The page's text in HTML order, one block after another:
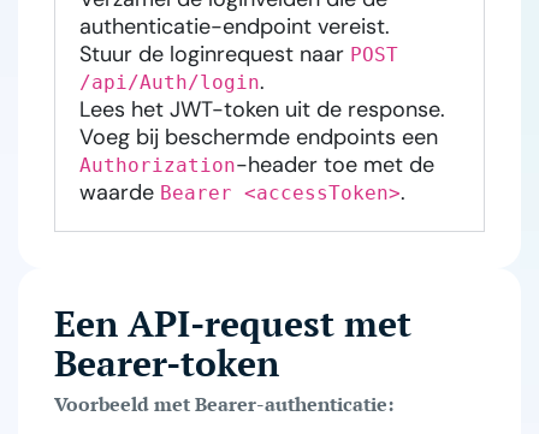
authenticatie-endpoint vereist.
Stuur de loginrequest naar POST
/api/Auth/login.
Lees het JWT-token uit de response.
Voeg bij beschermde endpoints een
Authorization-header toe met de
waarde Bearer <accessToken>.
Een API-request met
Bearer-token
Voorbeeld met Bearer-authenticatie: